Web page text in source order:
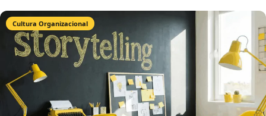
Cultura Organizacional